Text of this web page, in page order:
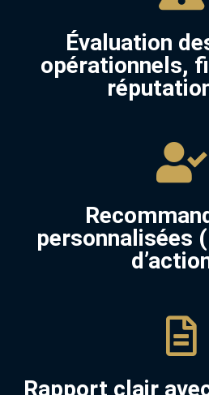
Évaluation
opérationnels,
personnalisées
Rapport clair